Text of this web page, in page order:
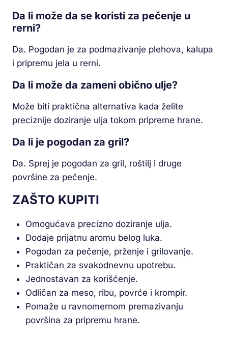
Da li može da se koristi za pečenje u
rerni?
Da. Pogodan je za podmazivanje plehova, kalupa
i pripremu jela u rerni.
Da li može da zameni obično ulje?
Može biti praktična alternativa kada želite
preciznije doziranje ulja tokom pripreme hrane.
Da li je pogodan za gril?
Da. Sprej je pogodan za gril, roštilj i druge
površine za pečenje.
ZAŠTO KUPITI
Omogućava precizno doziranje ulja.
Dodaje prijatnu aromu belog luka.
Pogodan za pečenje, prženje i grilovanje.
Praktičan za svakodnevnu upotrebu.
Jednostavan za korišćenje.
Odličan za meso, ribu, povrće i krompir.
Pomaže u ravnomernom premazivanju
površina za pripremu hrane.